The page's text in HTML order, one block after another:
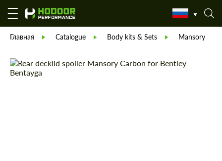
Главная Catalogue Body kits & Sets Mansory